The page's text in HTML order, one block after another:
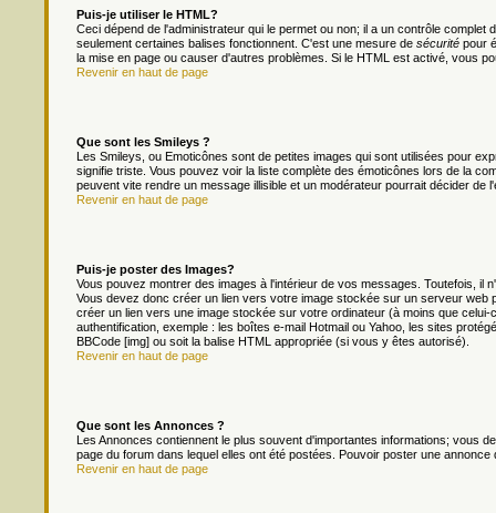
Puis-je utiliser le HTML?
Ceci dépend de l'administrateur qui le permet ou non; il a un contrôle
seulement certaines balises fonctionnent. C'est une mesure de sécurité pour
la mise en page ou causer d'autres problèmes. Si le HTML est activé, vous
Revenir en haut de page
Que sont les Smileys ?
Les Smileys, ou Emoticônes sont de petites images qui sont utilisées pour
signifie triste. Vous pouvez voir la liste complète des émoticônes lors de la
peuvent vite rendre un message illisible et un modérateur pourrait décider de
Revenir en haut de page
Puis-je poster des Images?
Vous pouvez montrer des images à l'intérieur de vos messages. Toutefois,
Vous devez donc créer un lien vers votre image stockée sur un serveur web
créer un lien vers une image stockée sur votre ordinateur (à moins que
authentification, exemple : les boîtes e-mail Hotmail ou Yahoo, les sites
BBCode [img] ou soit la balise HTML appropriée (si vous y êtes autorisé).
Revenir en haut de page
Que sont les Annonces ?
Les Annonces contiennent le plus souvent d'importantes informations; vous
page du forum dans lequel elles ont été postées. Pouvoir poster une
Revenir en haut de page